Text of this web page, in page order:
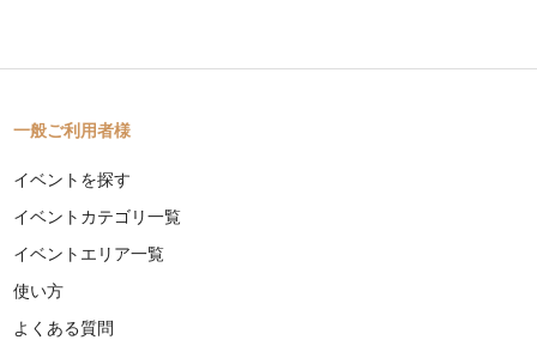
一般ご利用者様
イベントを探す
イベントカテゴリ一覧
イベントエリア一覧
使い方
よくある質問